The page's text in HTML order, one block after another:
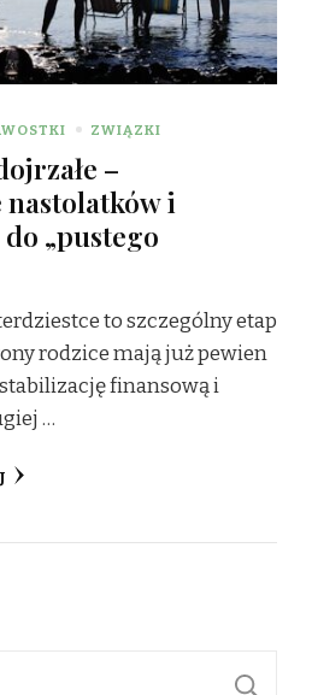
ZWIĄZKI
–
i
„pustego
to szczególny etap
rodzice mają już pewien
finansową i
…